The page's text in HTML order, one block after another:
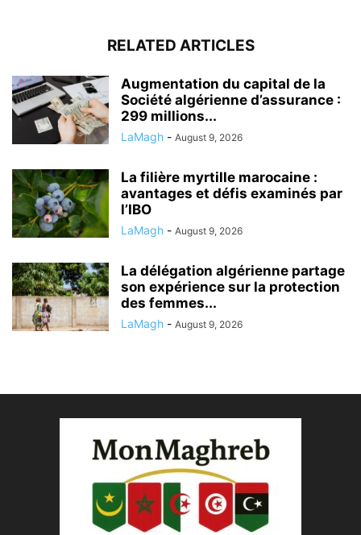
RELATED ARTICLES
Augmentation du capital de la
Société algérienne d’assurance :
299 millions...
LaMagh - August 9, 2026
La filière myrtille marocaine :
avantages et défis examinés par
l’IBO
LaMagh - August 9, 2026
La délégation algérienne partage
son expérience sur la protection
des femmes...
LaMagh - August 9, 2026